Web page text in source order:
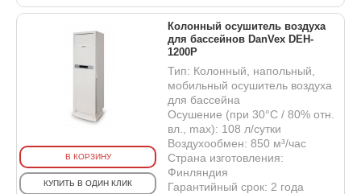
В КОРЗИНУ
КУПИТЬ В ОДИН КЛИК
Колонный осушитель воздуха
для бассейнов DanVex DEH-
1200P
Тип: Колонный, напольный,
мобильный осушитель воздуха
для бассейна
Осушение (при 30°С / 80% отн.
вл., max): 108 л/сутки
Воздухообмен: 850 м³/час
Страна изготовления:
Финляндия
Гарантийный срок: 2 года